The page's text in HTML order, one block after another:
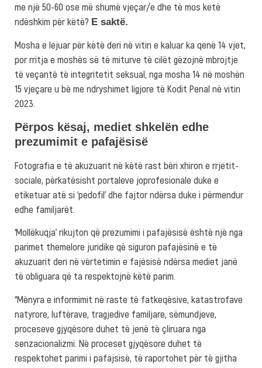
me një 50-60 ose më shumë vjeçar/e dhe të mos ketë
ndëshkim për këtë? E saktë.
Mosha e lejuar për këtë deri në vitin e kaluar ka qenë 14 vjet,
por rritja e moshës së të miturve të cilët gëzojnë mbrojtje
të veçantë të integritetit seksual, nga mosha 14 në moshën
15 vjeçare u bë me ndryshimet ligjore të Kodit Penal në vitin
2023.
Përpos kësaj, mediet shkelën edhe
prezumimit e pafajësisë
Fotografia e të akuzuarit në këtë rast bëri xhiron e rrjetit-
sociale, përkatësisht portaleve joprofesionale duke e
etiketuar atë si ‘pedofil’ dhe fajtor ndërsa duke i përmendur
edhe familjarët.
‘Mollëkuqja’ rikujton që prezumimi i pafajësisë është një nga
parimet themelore juridike që siguron pafajësinë e të
akuzuarit deri në vërtetimin e fajësisë ndërsa mediet janë
të obliguara që ta respektojnë këtë parim.
“Mënyra e informimit në raste të fatkeqësive, katastrofave
natyrore, luftërave, tragjedive familjare, sëmundjeve,
proceseve gjyqësore duhet të jenë të çliruara nga
senzacionalizmi. Në proceset gjyqësore duhet të
respektohet parimi i pafajsisë, të raportohet për të gjitha